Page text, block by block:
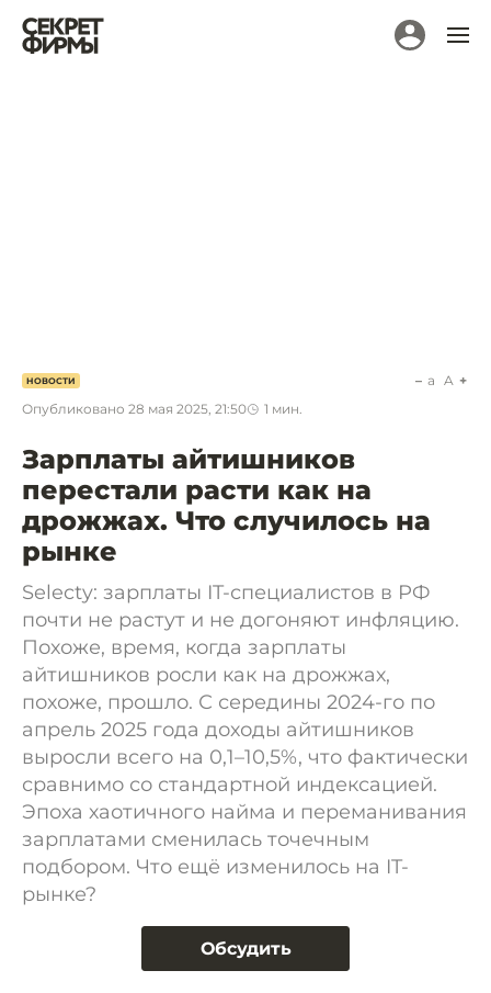
НОВОСТИ
Опубликовано 28 мая 2025, 21:50 1 мин.
a A
Зарплаты айтишников
перестали расти как на
дрожжах. Что случилось на
рынке
Selecty: зарплаты IT-специалистов в РФ
почти не растут и не догоняют инфляцию.
Похоже, время, когда зарплаты
айтишников росли как на дрожжах,
похоже, прошло. С середины 2024-го по
апрель 2025 года доходы айтишников
выросли всего на 0,1–10,5%, что фактически
сравнимо со стандартной индексацией.
Эпоха хаотичного найма и переманивания
зарплатами сменилась точечным
подбором. Что ещё изменилось на IT-
рынке?
Обсудить